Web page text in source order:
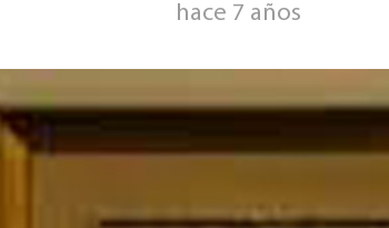
hace 7 años